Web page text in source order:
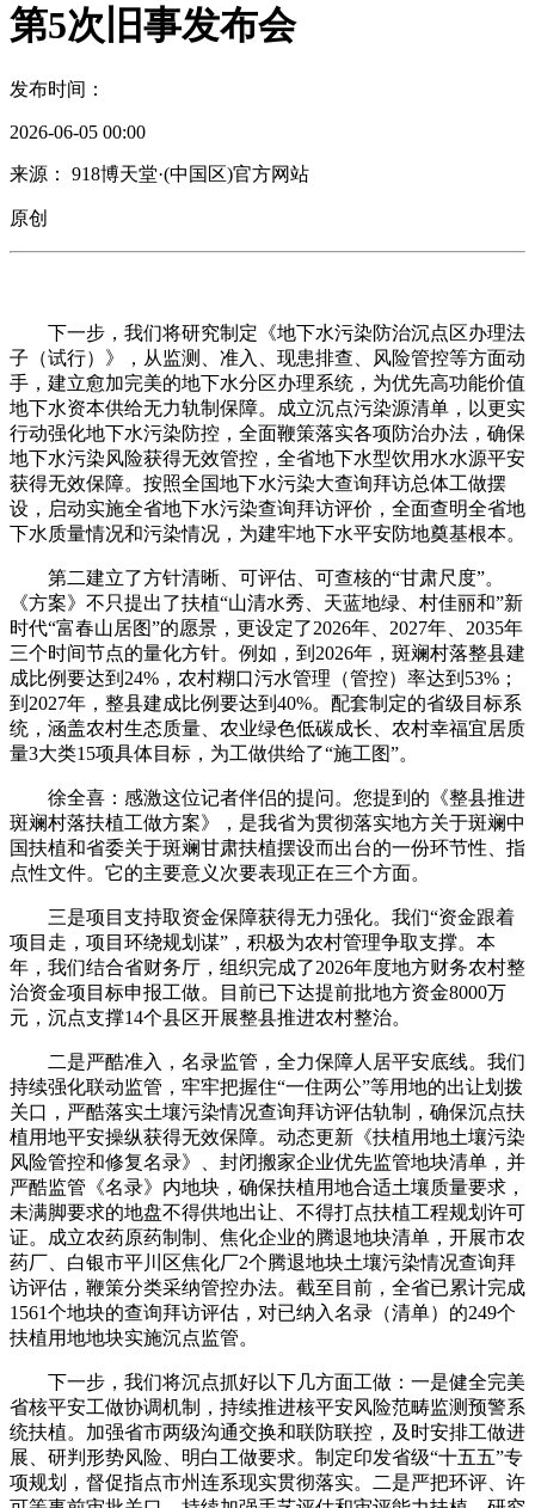
第5次旧事发布会
发布时间：
2026-06-05 00:00
来源： 918博天堂·(中国区)官方网站
原创
下一步，我们将研究制定《地下水污染防治沉点区办理法
子（试行）》，从监测、准入、现患排查、风险管控等方面动
手，建立愈加完美的地下水分区办理系统，为优先高功能价值
地下水资本供给无力轨制保障。成立沉点污染源清单，以更实
行动强化地下水污染防控，全面鞭策落实各项防治办法，确保
地下水污染风险获得无效管控，全省地下水型饮用水水源平安
获得无效保障。按照全国地下水污染大查询拜访总体工做摆
设，启动实施全省地下水污染查询拜访评价，全面查明全省地
下水质量情况和污染情况，为建牢地下水平安防地奠基根本。
第二建立了方针清晰、可评估、可查核的“甘肃尺度”。
《方案》不只提出了扶植“山清水秀、天蓝地绿、村佳丽和”新
时代“富春山居图”的愿景，更设定了2026年、2027年、2035年
三个时间节点的量化方针。例如，到2026年，斑斓村落整县建
成比例要达到24%，农村糊口污水管理（管控）率达到53%；
到2027年，整县建成比例要达到40%。配套制定的省级目标系
统，涵盖农村生态质量、农业绿色低碳成长、农村幸福宜居质
量3大类15项具体目标，为工做供给了“施工图”。
徐全喜：感激这位记者伴侣的提问。您提到的《整县推进
斑斓村落扶植工做方案》，是我省为贯彻落实地方关于斑斓中
国扶植和省委关于斑斓甘肃扶植摆设而出台的一份环节性、指
点性文件。它的主要意义次要表现正在三个方面。
三是项目支持取资金保障获得无力强化。我们“资金跟着
项目走，项目环绕规划谋”，积极为农村管理争取支撑。本
年，我们结合省财务厅，组织完成了2026年度地方财务农村整
治资金项目标申报工做。目前已下达提前批地方资金8000万
元，沉点支撑14个县区开展整县推进农村整治。
二是严酷准入，名录监管，全力保障人居平安底线。我们
持续强化联动监管，牢牢把握住“一住两公”等用地的出让划拨
关口，严酷落实土壤污染情况查询拜访评估轨制，确保沉点扶
植用地平安操纵获得无效保障。动态更新《扶植用地土壤污染
风险管控和修复名录》、封闭搬家企业优先监管地块清单，并
严酷监管《名录》内地块，确保扶植用地合适土壤质量要求，
未满脚要求的地盘不得供地出让、不得打点扶植工程规划许可
证。成立农药原药制制、焦化企业的腾退地块清单，开展市农
药厂、白银市平川区焦化厂2个腾退地块土壤污染情况查询拜
访评估，鞭策分类采纳管控办法。截至目前，全省已累计完成
1561个地块的查询拜访评估，对已纳入名录（清单）的249个
扶植用地地块实施沉点监管。
下一步，我们将沉点抓好以下几方面工做：一是健全完美
省核平安工做协调机制，持续推进核平安风险范畴监测预警系
统扶植。加强省市两级沟通交换和联防联控，及时安排工做进
展、研判形势风险、明白工做要求。制定印发省级“十五五”专
项规划，督促指点市州连系现实贯彻落实。二是严把环评、许